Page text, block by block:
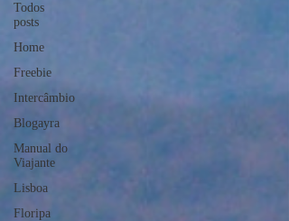
Todos
posts
Home
Freebie
Intercâmbio
Blogayra
Manual do
Viajante
Lisboa
Floripa